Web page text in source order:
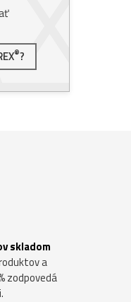
®?
skladom
a
zodpovedá